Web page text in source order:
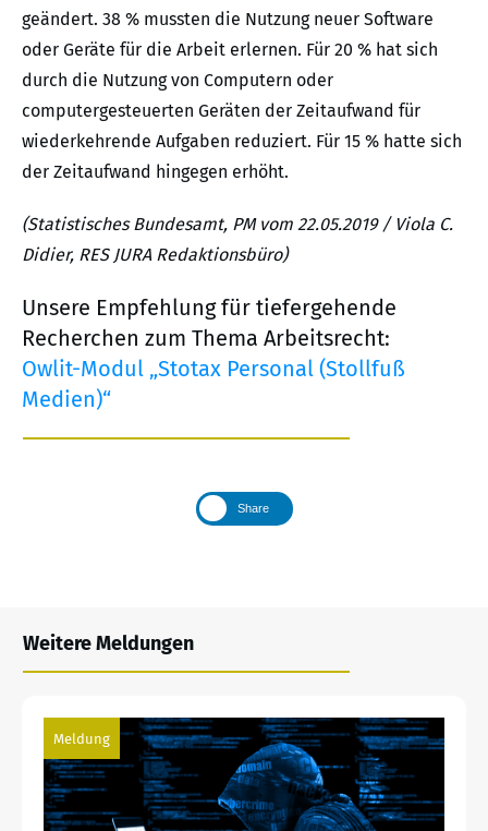
geändert. 38 % mussten die Nutzung neuer Software
oder Geräte für die Arbeit erlernen. Für 20 % hat sich
durch die Nutzung von Computern oder
computergesteuerten Geräten der Zeitaufwand für
wiederkehrende Aufgaben reduziert. Für 15 % hatte sich
der Zeitaufwand hingegen erhöht.
(Statistisches Bundesamt, PM vom 22.05.2019 / Viola C.
Didier, RES JURA Redaktionsbüro)
Unsere Empfehlung für tiefergehende
Recherchen zum Thema Arbeitsrecht:
Owlit-Modul „Stotax Personal (Stollfuß
Medien)“
Share
Weitere Meldungen
Meldung